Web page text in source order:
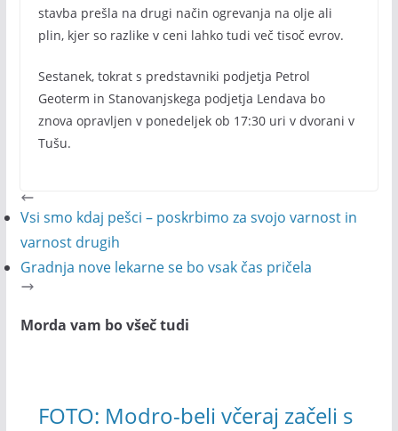
stavba prešla na drugi način ogrevanja na olje ali
plin, kjer so razlike v ceni lahko tudi več tisoč evrov.
Sestanek, tokrat s predstavniki podjetja Petrol
Geoterm in Stanovanjskega podjetja Lendava bo
znova opravljen v ponedeljek ob 17:30 uri v dvorani v
Tušu.
Vsi smo kdaj pešci – poskrbimo za svojo varnost in
varnost drugih
Gradnja nove lekarne se bo vsak čas pričela
Morda vam bo všeč tudi
FOTO: Modro-beli včeraj začeli s